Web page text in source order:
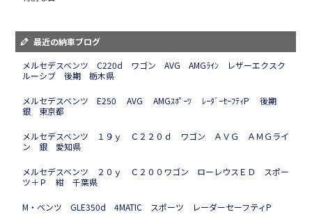
最近の納車ブログ
メルセデスベンツ C220d ワゴン AVG AMGﾗｲﾝ レザーエクスク
ルーシブ 後期 栃木県
メルセデスベンツ E250 AVG AMGｽﾎﾟｰﾂ ﾚｰﾀﾞｰｾｰﾌﾃｨP 後期
銀 東京都
メルセデスベンツ １９ｙ Ｃ２２０ｄ ワゴン ＡＶＧ ＡＭＧライ
ン 銀 愛知県
メルセデスベンツ ２０ｙ Ｃ２００ワゴン ローレウスＥＤ スポー
ツ＋Ｐ 紺 千葉県
M・ベンツ GLE350d 4MATIC スポーツ レーダーセーフティP